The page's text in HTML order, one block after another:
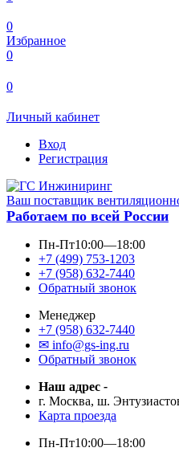
0
Избранное
0
0
Личный кабинет
Вход
Регистрация
Ваш поставщик
Работаем по всей России
Пн-Пт10:00—18:00
+7 (499) 753-1203
+7 (958) 632-7440
Обратный звонок
Менеджер
+7 (958) 632-7440
✉ info@gs-ing.ru
Обратный звонок
Наш адрес -
г. Москва, ш.
Карта проезда
Пн-Пт10:00—18:00